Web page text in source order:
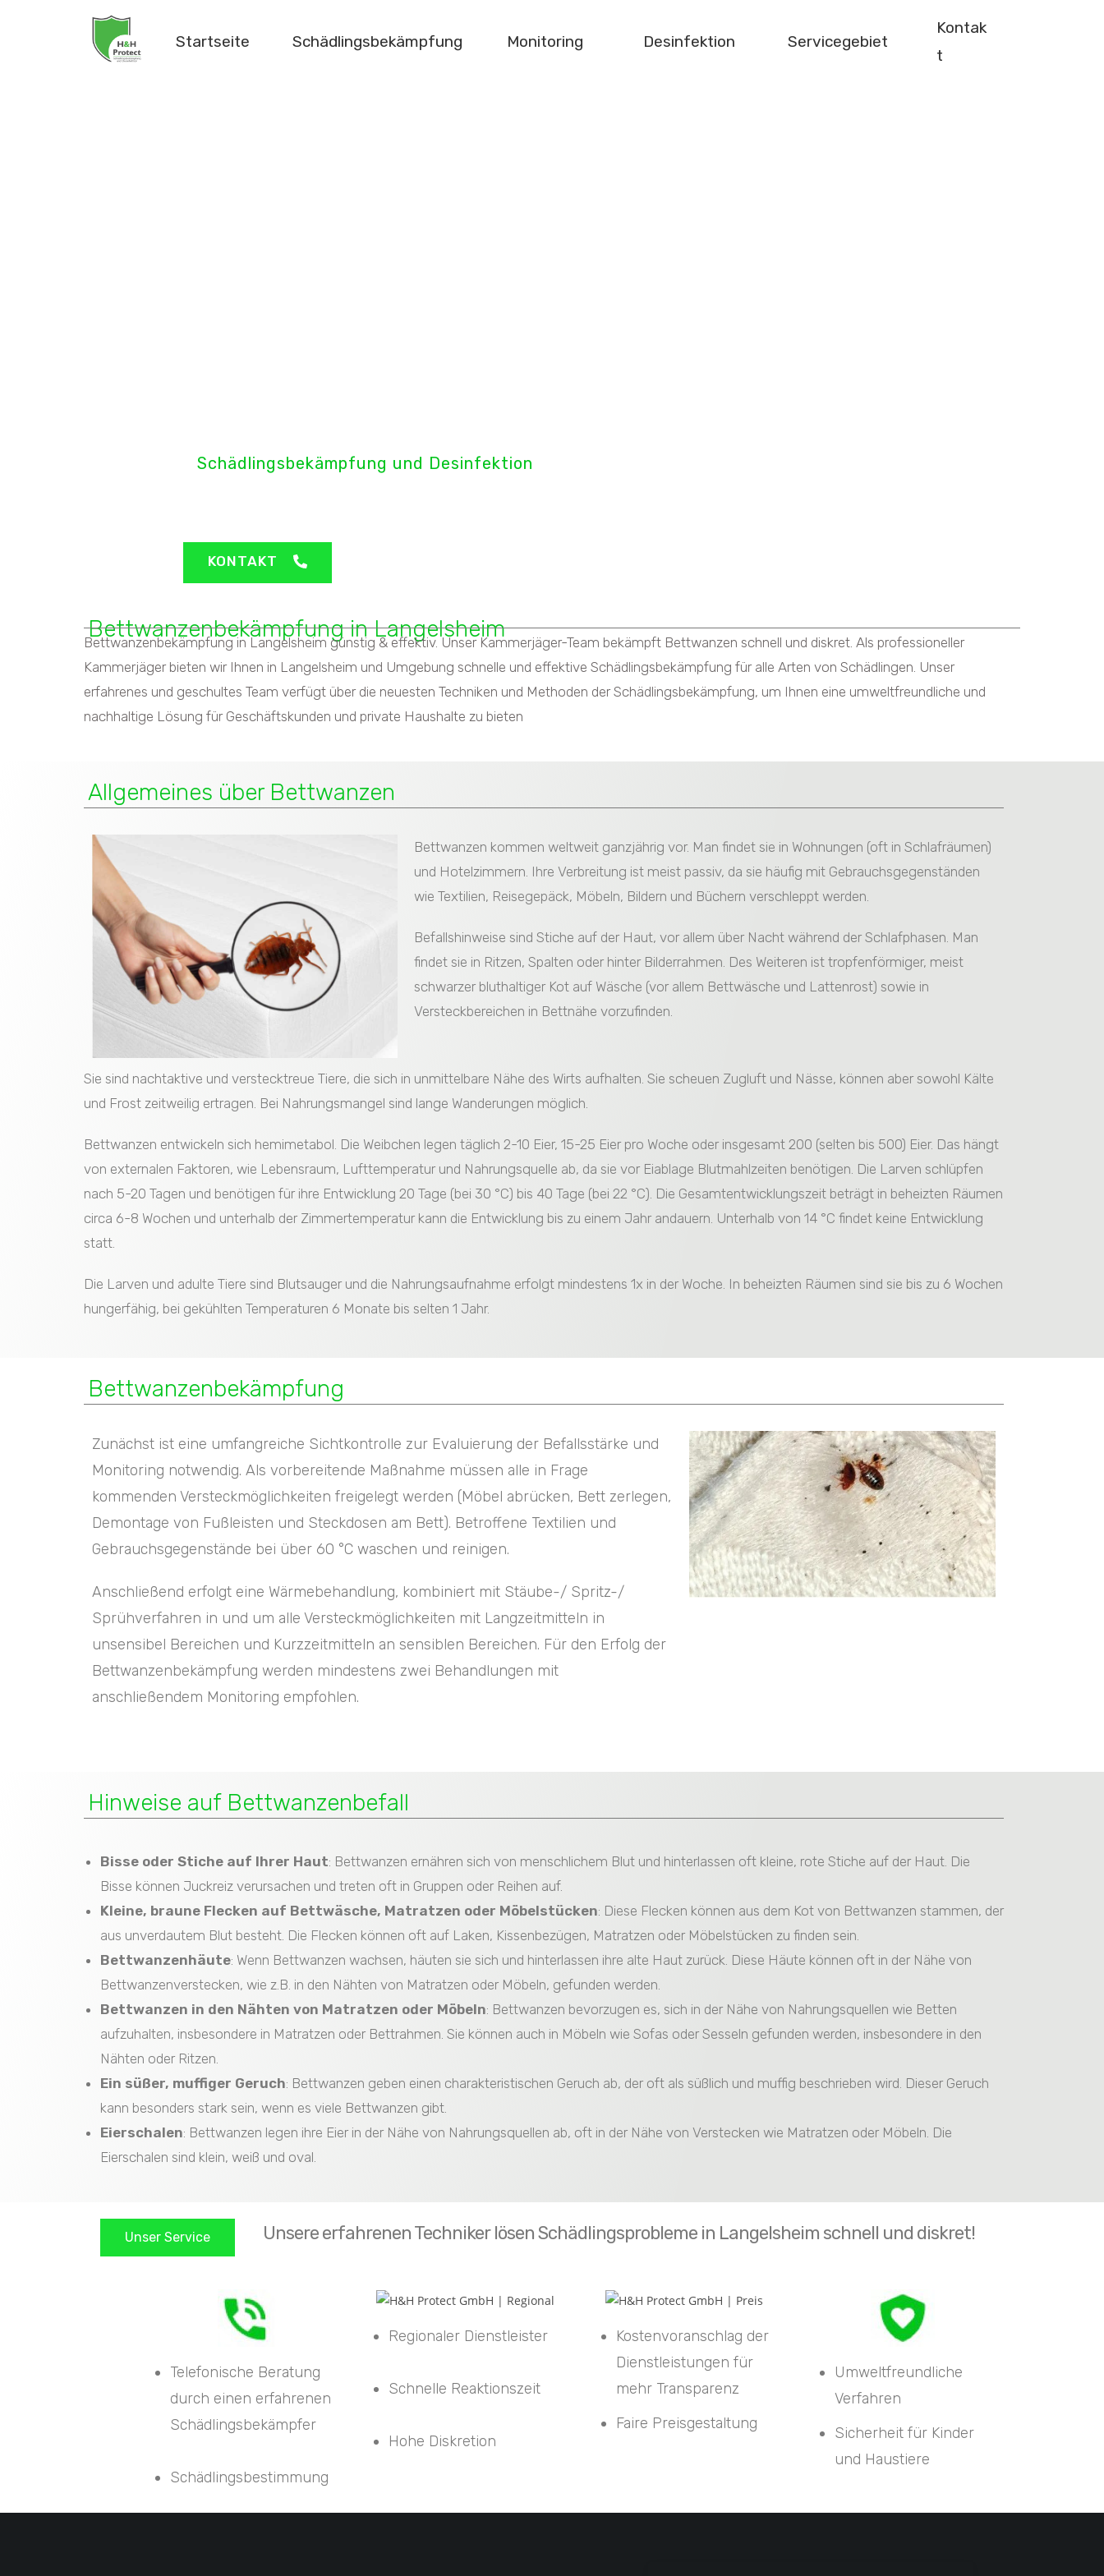
Startseite Schädlingsbekämpfung Monitoring Desinfektion Servicegebiet
Kontak
t
Schädlingsbekämpfung und Desinfektion
Bettwanzenbekämpfung in Langelsheim
Bettwanzenbekämpfung in Langelsheim günstig & effektiv. Unser Kammerjäger-Team bekämpft Bettwanzen schnell und diskret. Als professioneller
Kammerjäger bieten wir Ihnen in Langelsheim und Umgebung schnelle und effektive Schädlingsbekämpfung für alle Arten von Schädlingen. Unser
erfahrenes und geschultes Team verfügt über die neuesten Techniken und Methoden der Schädlingsbekämpfung, um Ihnen eine umweltfreundliche und
nachhaltige Lösung für Geschäftskunden und private Haushalte zu bieten
KONTAKT
Allgemeines über Bettwanzen
Bettwanzen kommen weltweit ganzjährig vor. Man findet sie in Wohnungen (oft in Schlafräumen)
und Hotelzimmern. Ihre Verbreitung ist meist passiv, da sie häufig mit Gebrauchsgegenständen
wie Textilien, Reisegepäck, Möbeln, Bildern und Büchern verschleppt werden.
Befallshinweise sind Stiche auf der Haut, vor allem über Nacht während der Schlafphasen. Man
findet sie in Ritzen, Spalten oder hinter Bilderrahmen. Des Weiteren ist tropfenförmiger, meist
schwarzer bluthaltiger Kot auf Wäsche (vor allem Bettwäsche und Lattenrost) sowie in
Versteckbereichen in Bettnähe vorzufinden.
Sie sind nachtaktive und verstecktreue Tiere, die sich in unmittelbare Nähe des Wirts aufhalten. Sie scheuen Zugluft und Nässe, können aber sowohl Kälte
und Frost zeitweilig ertragen. Bei Nahrungsmangel sind lange Wanderungen möglich.
Bettwanzen entwickeln sich hemimetabol. Die Weibchen legen täglich 2-10 Eier, 15-25 Eier pro Woche oder insgesamt 200 (selten bis 500) Eier. Das hängt
von externalen Faktoren, wie Lebensraum, Lufttemperatur und Nahrungsquelle ab, da sie vor Eiablage Blutmahlzeiten benötigen. Die Larven schlüpfen
nach 5-20 Tagen und benötigen für ihre Entwicklung 20 Tage (bei 30 °C) bis 40 Tage (bei 22 °C). Die Gesamtentwicklungszeit beträgt in beheizten Räumen
circa 6-8 Wochen und unterhalb der Zimmertemperatur kann die Entwicklung bis zu einem Jahr andauern. Unterhalb von 14 °C findet keine Entwicklung
statt.
Die Larven und adulte Tiere sind Blutsauger und die Nahrungsaufnahme erfolgt mindestens 1x in der Woche. In beheizten Räumen sind sie bis zu 6 Wochen
hungerfähig, bei gekühlten Temperaturen 6 Monate bis selten 1 Jahr.
Bettwanzenbekämpfung
Zunächst ist eine umfangreiche Sichtkontrolle zur Evaluierung der Befallsstärke und
Monitoring notwendig. Als vorbereitende Maßnahme müssen alle in Frage
kommenden Versteckmöglichkeiten freigelegt werden (Möbel abrücken, Bett zerlegen,
Demontage von Fußleisten und Steckdosen am Bett). Betroffene Textilien und
Gebrauchsgegenstände bei über 60 °C waschen und reinigen.
Anschließend erfolgt eine Wärmebehandlung, kombiniert mit Stäube-/ Spritz-/
Sprühverfahren in und um alle Versteckmöglichkeiten mit Langzeitmitteln in
unsensibel Bereichen und Kurzzeitmitteln an sensiblen Bereichen. Für den Erfolg der
Bettwanzenbekämpfung werden mindestens zwei Behandlungen mit
anschließendem Monitoring empfohlen.
Hinweise auf Bettwanzenbefall
Bisse oder Stiche auf Ihrer Haut: Bettwanzen ernähren sich von menschlichem Blut und hinterlassen oft kleine, rote Stiche auf der Haut. Die
Bisse können Juckreiz verursachen und treten oft in Gruppen oder Reihen auf.
Kleine, braune Flecken auf Bettwäsche, Matratzen oder Möbelstücken: Diese Flecken können aus dem Kot von Bettwanzen stammen, der
aus unverdautem Blut besteht. Die Flecken können oft auf Laken, Kissenbezügen, Matratzen oder Möbelstücken zu finden sein.
Bettwanzenhäute: Wenn Bettwanzen wachsen, häuten sie sich und hinterlassen ihre alte Haut zurück. Diese Häute können oft in der Nähe von
Bettwanzenverstecken, wie z.B. in den Nähten von Matratzen oder Möbeln, gefunden werden.
Bettwanzen in den Nähten von Matratzen oder Möbeln: Bettwanzen bevorzugen es, sich in der Nähe von Nahrungsquellen wie Betten
aufzuhalten, insbesondere in Matratzen oder Bettrahmen. Sie können auch in Möbeln wie Sofas oder Sesseln gefunden werden, insbesondere in den
Nähten oder Ritzen.
Ein süßer, muffiger Geruch: Bettwanzen geben einen charakteristischen Geruch ab, der oft als süßlich und muffig beschrieben wird. Dieser Geruch
kann besonders stark sein, wenn es viele Bettwanzen gibt.
Eierschalen: Bettwanzen legen ihre Eier in der Nähe von Nahrungsquellen ab, oft in der Nähe von Verstecken wie Matratzen oder Möbeln. Die
Eierschalen sind klein, weiß und oval.
Unser Service Unsere erfahrenen Techniker lösen Schädlingsprobleme in Langelsheim schnell und diskret!
Telefonische Beratung
durch einen erfahrenen
Schädlingsbekämpfer
Schädlingsbestimmung
Regionaler Dienstleister
Schnelle Reaktionszeit
Hohe Diskretion
Kostenvoranschlag der
Dienstleistungen für
mehr Transparenz
Faire Preisgestaltung
Umweltfreundliche
Verfahren
Sicherheit für Kinder
und Haustiere